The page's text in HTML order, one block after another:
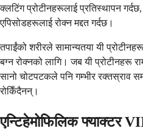
क्लटिंग प्रोटीनहरूलाई प्रतिस्थापन
एपिसोडहरूलाई रोक्न मद्दत गर्दछ।
तपाईंको शरीरले सामान्यतया यी
बग्न रोक्नको लागि। जब यी प्रोटीनहरू
सानो चोटपटकले पनि गम्भीर रक्तस्राव
रोकिँदैनन्।
एन्टिहेमोफिलिक फ्याक्टर